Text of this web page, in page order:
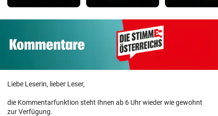
Liebe Leserin, lieber Leser,
die Kommentarfunktion steht Ihnen ab 6 Uhr wieder wie gewohnt
zur Verfügung.